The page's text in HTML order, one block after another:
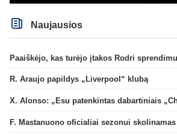
Naujausios
R. Araujo papildys „Liverpool“ klubą